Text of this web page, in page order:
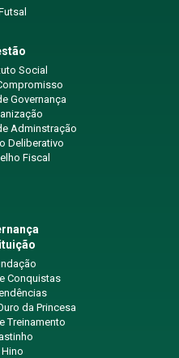
Social
Governança
Adminstração
Deliberativo
Fiscal
Conquistas
da Princesa
Treinamento
Hino